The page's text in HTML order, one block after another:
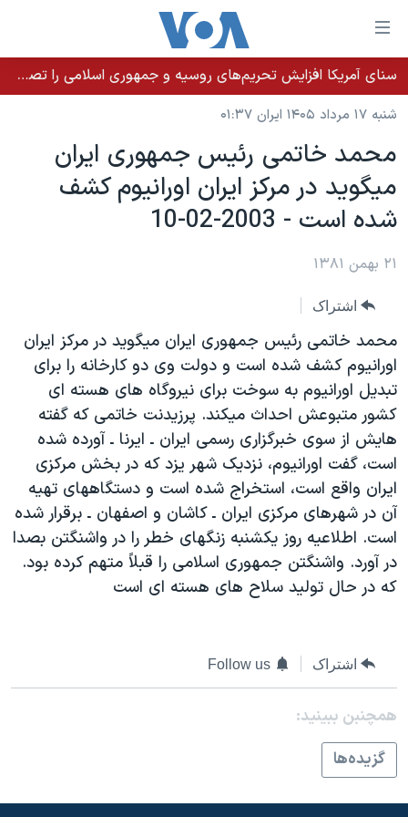
لینکهای
قابل
دسترسی
جهش
محتوای
اصلی
جهش
به
صفحه
جهش
جستجو
خانه
نسخه سبک وب‌سایت
موضوع ها
ایران
آمریکا
جهان
ویژه برنامه‌ها
ویدیوها
فرهنگ و زندگی
حقوق شهروندی
اقتصادی
علم و فناوری
اسرائیل در جنگ
گالری عکس
برنامه های تلویزیونی
جدول برنامه ها
صفحه‌های ویژه
۲۵۰سالگی آمریکا
بایگانی برنامه‌های تلویزیونی
مستندها
انتخابات ریاست جمهوری آمریکا ۲۰۲۴
حمله جمهوری اسلامی به اسرائیل
رمز مهسا
ورزش زنان در ایران
اعتراضات زن، زندگی، آزادی
تریبونال مردمی آبان ۹۸
دادگاه حمید نوری
چهل سال گروگان‌گیری
قانون شفافیت دارائی کادر رهبری ایران
فرکانس‌های صدای آمریکا
یادگیری زبان انگلیسی
دنبال کنید
زبانهای مختلف
سنای آمریکا افزایش تحریم‌های روسیه و جمهوری اسلامی را تصویب کرد؛ زلنسکی از این اقدام تشکر کرد
شنبه ۱۷ مرداد ۱۴۰۵ ایران ۰۱:۳۷
محمد خاتمی رئيس جمهوری ايران
ميگويد در مرکز ايران اورانيوم کشف
شده است - 2003-02-10
۲۱ بهمن ۱۳۸۱
اشتراک
محمد خاتمی رئيس جمهوری ايران ميگويد در مرکز ايران
اورانيوم کشف شده است و دولت وی دو کارخانه را برای
تبديل اورانيوم به سوخت برای نيروگاه های هسته ای
کشور متبوعش احداث ميکند. پرزيدنت خاتمی که گفته
هايش از سوی خبرگزاری رسمی ايران ـ ايرنا ـ آورده شده
است، گفت اورانيوم، نزديک شهر يزد که در بخش مرکزی
ايران واقع است، استخراج شده است و دستگاههای تهيه
آن در شهرهای مرکزی ايران ـ کاشان و اصفهان ـ برقرار شده
است. اطلاعيه روز يکشنبه زنگهای خطر را در واشنگتن بصدا
در آورد. واشنگتن جمهوری اسلامی را قبلاً متهم کرده بود.
که در حال توليد سلاح های هسته ای است
اشتراک Follow us
همچنبن ببینید:
گزيده‌ها